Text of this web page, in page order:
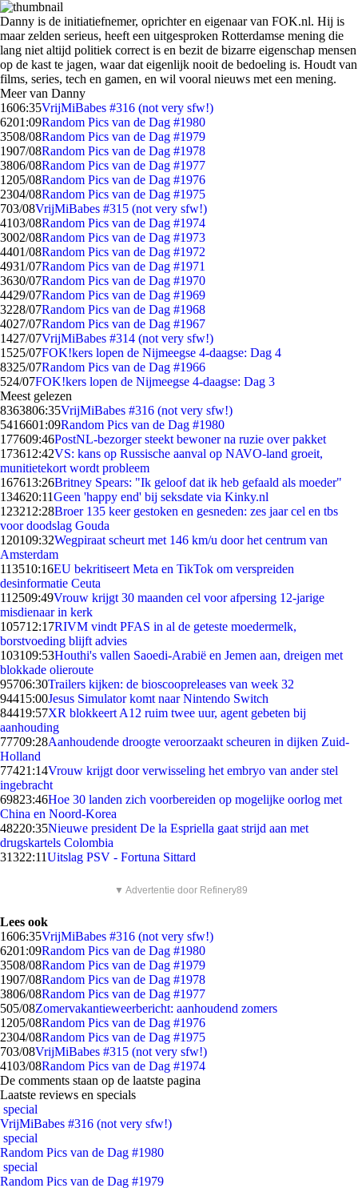
Danny is de initiatiefnemer, oprichter en eigenaar van FOK.nl. Hij is
maar zelden serieus, heeft een uitgesproken Rotterdamse mening die
lang niet altijd politiek correct is en bezit de bizarre eigenschap mensen
op de kast te jagen, waar dat eigenlijk nooit de bedoeling is. Houdt van
films, series, tech en gamen, en wil vooral nieuws met een mening.
Meer van Danny
1606:35VrijMiBabes #316 (not very sfw!)
6201:09Random Pics van de Dag #1980
3508/08Random Pics van de Dag #1979
1907/08Random Pics van de Dag #1978
3806/08Random Pics van de Dag #1977
1205/08Random Pics van de Dag #1976
2304/08Random Pics van de Dag #1975
703/08VrijMiBabes #315 (not very sfw!)
4103/08Random Pics van de Dag #1974
3002/08Random Pics van de Dag #1973
4401/08Random Pics van de Dag #1972
4931/07Random Pics van de Dag #1971
3630/07Random Pics van de Dag #1970
4429/07Random Pics van de Dag #1969
3228/07Random Pics van de Dag #1968
4027/07Random Pics van de Dag #1967
1427/07VrijMiBabes #314 (not very sfw!)
1525/07FOK!kers lopen de Nijmeegse 4-daagse: Dag 4
8325/07Random Pics van de Dag #1966
524/07FOK!kers lopen de Nijmeegse 4-daagse: Dag 3
Meest gelezen
8363806:35VrijMiBabes #316 (not very sfw!)
5416601:09Random Pics van de Dag #1980
177609:46PostNL-bezorger steekt bewoner na ruzie over pakket
173612:42VS: kans op Russische aanval op NAVO-land groeit,
munitietekort wordt probleem
167613:26Britney Spears: "Ik geloof dat ik heb gefaald als moeder"
134620:11Geen 'happy end' bij seksdate via Kinky.nl
123212:28Broer 135 keer gestoken en gesneden: zes jaar cel en tbs
voor doodslag Gouda
120109:32Wegpiraat scheurt met 146 km/u door het centrum van
Amsterdam
113510:16EU bekritiseert Meta en TikTok om verspreiden
desinformatie Ceuta
112509:49Vrouw krijgt 30 maanden cel voor afpersing 12-jarige
misdienaar in kerk
105712:17RIVM vindt PFAS in al de geteste moedermelk,
borstvoeding blijft advies
103109:53Houthi's vallen Saoedi-Arabië en Jemen aan, dreigen met
blokkade olieroute
95706:30Trailers kijken: de bioscoopreleases van week 32
94415:00Jesus Simulator komt naar Nintendo Switch
84419:57XR blokkeert A12 ruim twee uur, agent gebeten bij
aanhouding
77709:28Aanhoudende droogte veroorzaakt scheuren in dijken Zuid-
Holland
77421:14Vrouw krijgt door verwisseling het embryo van ander stel
ingebracht
69823:46Hoe 30 landen zich voorbereiden op mogelijke oorlog met
China en Noord-Korea
48220:35Nieuwe president De la Espriella gaat strijd aan met
drugskartels Colombia
31322:11Uitslag PSV - Fortuna Sittard
▼ Advertentie door Refinery89
Lees ook
1606:35VrijMiBabes #316 (not very sfw!)
6201:09Random Pics van de Dag #1980
3508/08Random Pics van de Dag #1979
1907/08Random Pics van de Dag #1978
3806/08Random Pics van de Dag #1977
505/08Zomervakantieweerbericht: aanhoudend zomers
1205/08Random Pics van de Dag #1976
2304/08Random Pics van de Dag #1975
703/08VrijMiBabes #315 (not very sfw!)
4103/08Random Pics van de Dag #1974
De comments staan op de laatste pagina
Laatste reviews en specials
special
VrijMiBabes #316 (not very sfw!)
special
Random Pics van de Dag #1980
special
Random Pics van de Dag #1979